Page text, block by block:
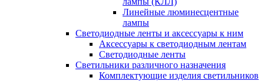
Линейные люминесцентные
лампы
Светодиодные ленты и аксессуары к ним
Аксессуары к светодиодным лентам
Светодиодные ленты
Светильники различного назначения
Комплектующие изделия светильников